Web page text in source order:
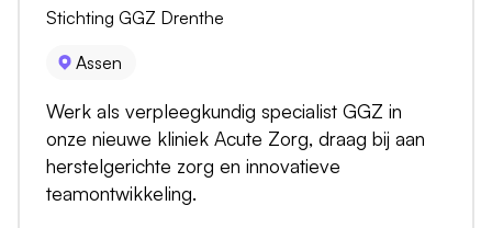
Stichting GGZ Drenthe
Assen
Werk als verpleegkundig specialist GGZ in
onze nieuwe kliniek Acute Zorg, draag bij aan
herstelgerichte zorg en innovatieve
teamontwikkeling.